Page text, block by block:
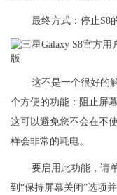
最终方式：停止S8
这不是一个很好的
个方便的功能：阻止屏
这可以避免您不会在不
样会非常的耗电。
要启用此功能，请
到“保持屏幕关闭”选项